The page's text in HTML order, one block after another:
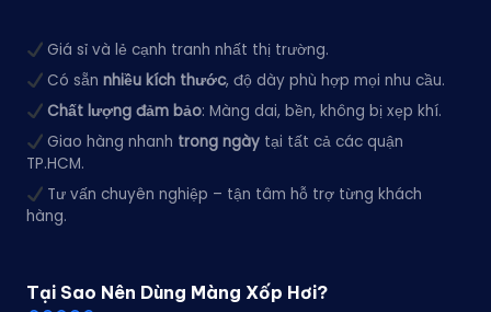
Giá sỉ và lẻ cạnh tranh nhất thị trường.
Có sẵnnhiều kích thước, độ dày phù hợp mọi nhu cầu.
Chất lượng đảm bảo: Màng dai, bền, không bị xẹp khí.
Giao hàng nhanh trong ngày tại tất cả các quận
TP.HCM.
Tư vấn chuyên nghiệp – tận tâm hỗ trợ từng khách
hàng.
Tại Sao Nên Dùng Màng Xốp Hơi?